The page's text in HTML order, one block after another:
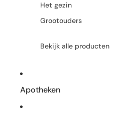
Het gezin
Grootouders
Bekijk alle producten
Apotheken